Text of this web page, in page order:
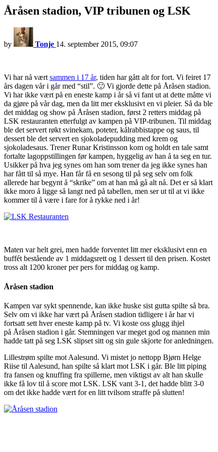
Åråsen stadion, VIP tribunen og LSK
by Tonje 14. september 2015, 09:07
Vi har nå vært sammen i 17 år, tiden har gått alt for fort. Vi feiret 17
års dagen vår i går med “stil”. 🙂 Vi gjorde dette på Åråsen stadion.
Vi har ikke vært på en eneste kamp i år så vi fant ut at dette måtte vi
da gjøre på vår dag, men da litt mer eksklusivt en vi pleier. Så da ble
det middag og show på Åråsen stadion, først 2 retters middag på
LSK restauranten etterfulgt av kampen på VIP-tribunen. Til middag
ble det servert røkt svinekam, poteter, kålrabbistappe og saus, til
dessert ble det servert en sjokoladepudding med krem og
sjokoladesaus. Trener Runar Kristinsson kom og holdt en tale samt
fortalte lagoppstillingen før kampen, hyggelig av han å ta seg en tur.
Usikker på hva jeg synes om han som trener da jeg ikke synes han
har fått til så mye. Han får få en sesong til på seg selv om folk
allerede har begynt å “skrike” om at han må gå alt nå. Det er så klart
ikke moro å ligge så langt ned på tabellen, men ser ut til at vi ikke
kommer til å være i fare for å rykke ned i år!
Maten var helt grei, men hadde forventet litt mer eksklusivt enn en
buffét bestående av 1 middagsrett og 1 dessert til den prisen. Kostet
tross alt 1200 kroner per pers for middag og kamp.
Åråsen stadion
Kampen var sykt spennende, kan ikke huske sist gutta spilte så bra.
Selv om vi ikke har vært på Åråsen stadion tidligere i år har vi
fortsatt sett hver eneste kamp på tv. Vi koste oss glugg ihjel
på Åråsen stadion i går. Stemningen var meget god og mannen min
hadde tatt på seg LSK slipset sitt og sin gule skjorte for anledningen.
Lillestrøm spilte mot Aalesund. Vi mistet jo nettopp Bjørn Helge
Riise til Aalesund, han spilte så klart mot LSK i går. Ble litt piping
fra fansen og knuffing fra spillerne, men viktigst av alt han skulle
ikke få lov til å score mot LSK. LSK vant 3-1, det hadde blitt 3-0
om det ikke hadde vært for en litt tvilsom straffe på slutten!